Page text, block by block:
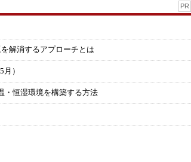
PR
解消するアプローチとは
）
・恒湿環境を構築する方法